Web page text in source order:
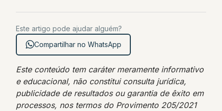
Este artigo pode ajudar alguém?
Compartilhar no WhatsApp
Este conteúdo tem caráter meramente informativo
e educacional, não constitui consulta jurídica,
publicidade de resultados ou garantia de êxito em
processos, nos termos do Provimento 205/2021